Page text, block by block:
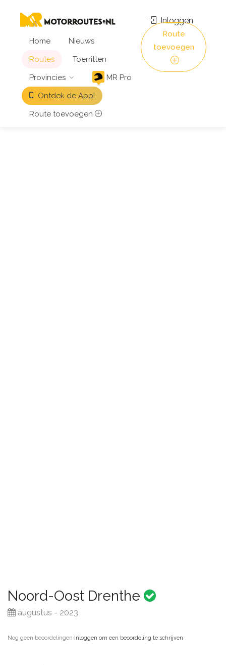
Home
Nieuws
Routes
Toerritten
Provincies
MR Pro
Ontdek de App!
Route toevoegen
Inloggen
Route
toevoegen
Noord-Oost Drenthe
augustus - 2023
Nog geen beoordelingen·Inloggen om een beoordeling te schrijven